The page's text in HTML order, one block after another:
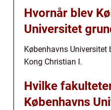
Hvornår blev
Universitet
Københavns
Kong Christian I.
Hvilke
Københavns